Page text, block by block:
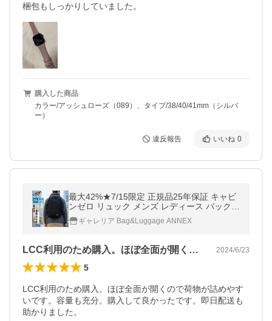
梱包もしっかりしていました。
購入した商品
カラー/アッシュローズ（089）、タイプ/38/40/41mm（シルバ
ー）
違反報告 いいね 0
最大42%★7/15限定 正規品25年保証 キャビ
ンゼロ リュック メンズ レディース バックパ
ック 大容量 CABINZERO ブランド カジュア
ル Okoban CLASSIC 36L
ギャレリア Bag&Luggage ANNEX
LCC利用のため購入。ほぼ全面が開くの… 2024/6/23
5
LCC利用のため購入。ほぼ全面が開くので荷物が詰めやす
いです。容量も充分。購入して良かったです。即日配送も
助かりました。